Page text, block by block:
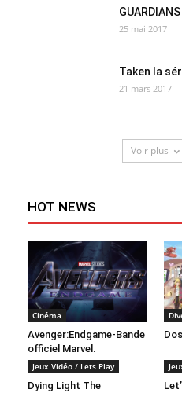
GUARDIANS
25 mai 2017
Taken la
21 mars 2017
Voir plus
HOT NEWS
Cinéma
Avenger:Endgame-Bande
officiel Marvel.
Jeux Vidéo / Lets Play
Dying Light The